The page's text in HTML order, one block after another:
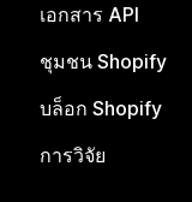
เอกสาร API
ชุมชน Shopify
บล็อก Shopify
การวิจัย